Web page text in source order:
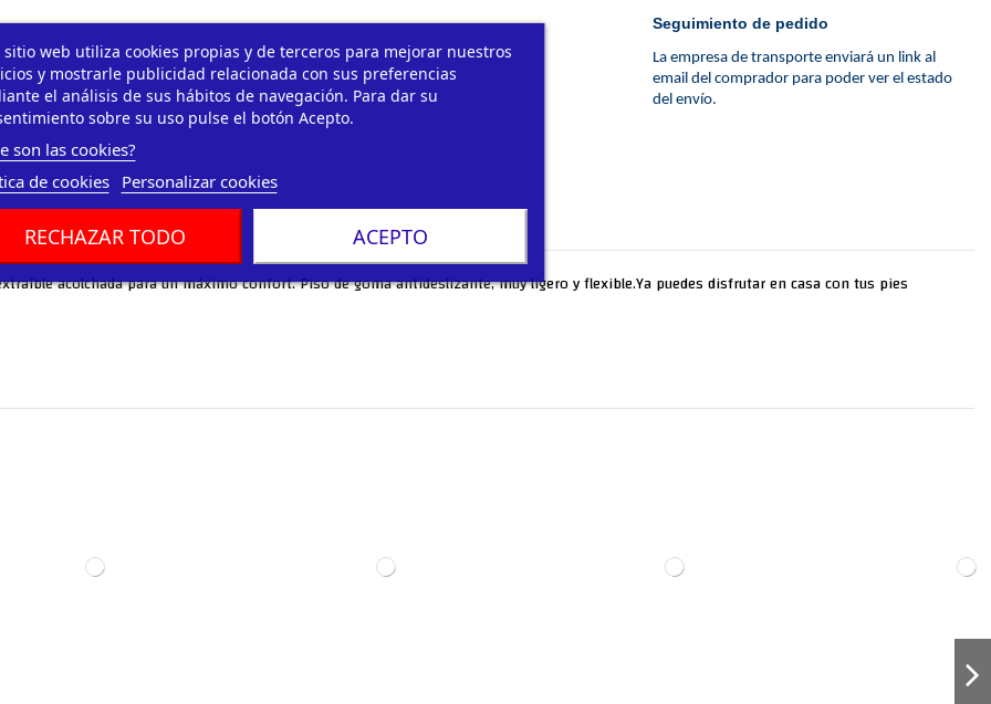
sitio web utiliza cookies propias y de terceros para mejorar nuestros
y mostrarle publicidad relacionada con sus preferencias
el análisis de sus hábitos de navegación. Para dar su
sobre su uso pulse el botón Acepto.
son las cookies?
de cookies
Personalizar cookies
RECHAZAR TODO ACEPTO
Seguimiento de pedido
La empresa de transporte enviará un link al
email del comprador para poder ver el estado
del envío.
acolchada para un máximo confort. Piso de goma antideslizante, muy ligero y flexible.Ya puedes disfrutar en casa con tus pies